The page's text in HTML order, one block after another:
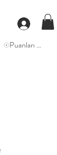
Puanları Görüntüle